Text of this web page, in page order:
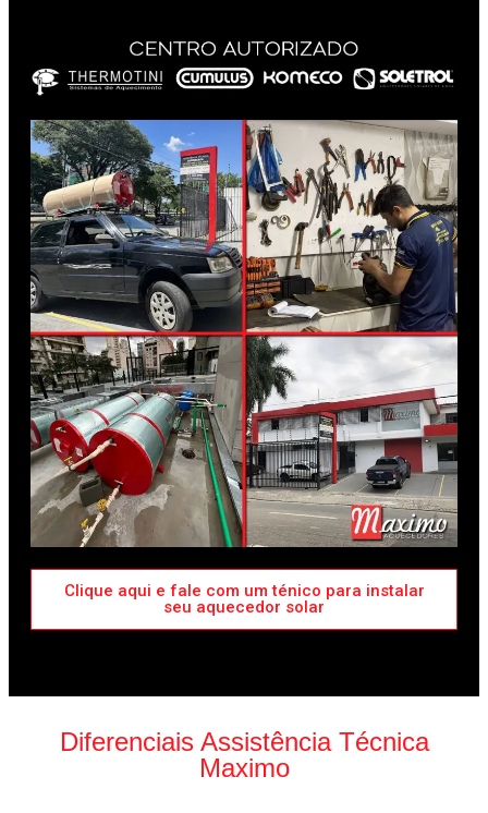
Clique aqui e fale com um ténico para instalar
seu aquecedor solar
Diferenciais Assistência Técnica
Maximo